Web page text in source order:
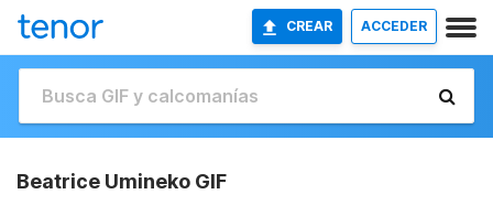
CREAR ACCEDER
Beatrice Umineko GIF